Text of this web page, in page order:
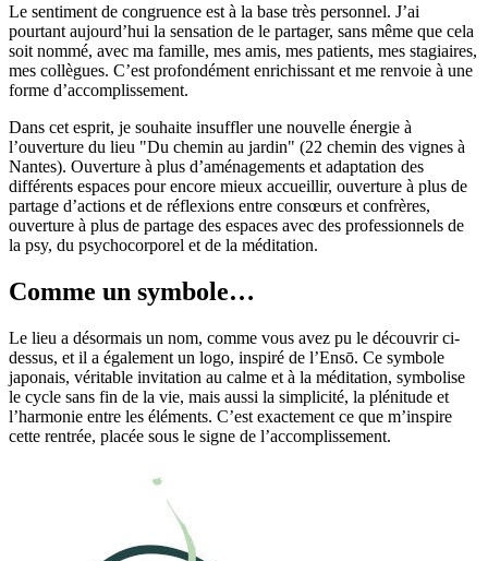
Le sentiment de congruence est à la base très personnel. J’ai
pourtant aujourd’hui la sensation de le partager, sans même que cela
soit nommé, avec ma famille, mes amis, mes patients, mes stagiaires,
mes collègues. C’est profondément enrichissant et me renvoie à une
forme d’accomplissement.
Dans cet esprit, je souhaite insuffler une nouvelle énergie à
l’ouverture du lieu "Du chemin au jardin" (22 chemin des vignes à
Nantes). Ouverture à plus d’aménagements et adaptation des
différents espaces pour encore mieux accueillir, ouverture à plus de
partage d’actions et de réflexions entre consœurs et confrères,
ouverture à plus de partage des espaces avec des professionnels de
la psy, du psychocorporel et de la méditation.
Comme un symbole…
Le lieu a désormais un nom, comme vous avez pu le découvrir ci-
dessus, et il a également un logo, inspiré de l’Ensō. Ce symbole
japonais, véritable invitation au calme et à la méditation, symbolise
le cycle sans fin de la vie, mais aussi la simplicité, la plénitude et
l’harmonie entre les éléments. C’est exactement ce que m’inspire
cette rentrée, placée sous le signe de l’accomplissement.